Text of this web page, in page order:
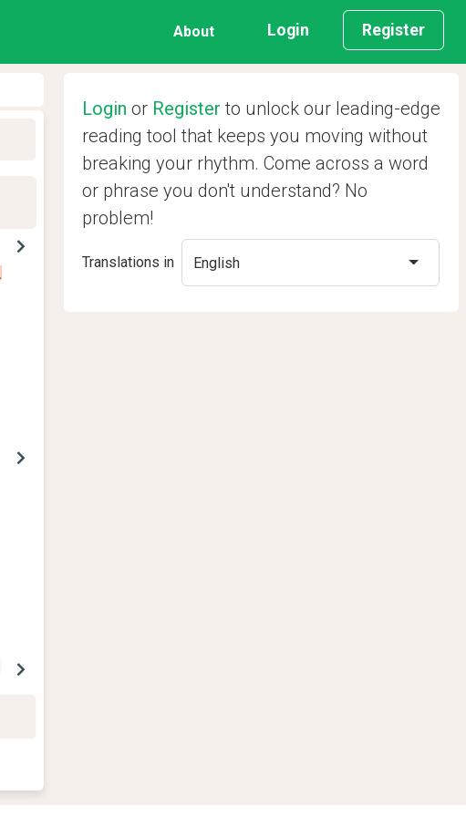
About Login Register
Login or Register to unlock our leading-edge
reading tool that keeps you moving without
breaking your rhythm. Come across a word
or phrase you don't understand? No
problem!
Translations in English